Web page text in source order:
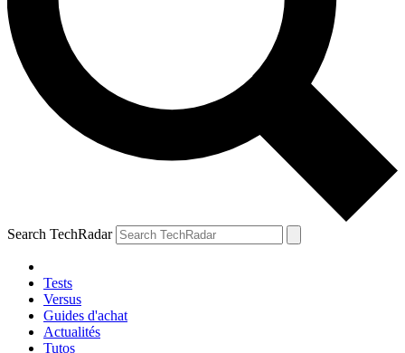
Search TechRadar
Tests
Versus
Guides d'achat
Actualités
Tutos